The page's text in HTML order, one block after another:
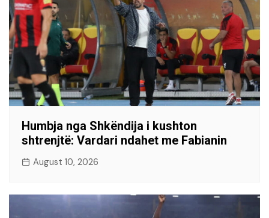
Humbja nga Shkëndija i kushton
shtrenjtë: Vardari ndahet me Fabianin
August 10, 2026